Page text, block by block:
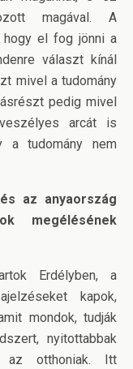
magával. A
hogy el fog jönni a
választ kínál
mivel a tudomány
pedig mivel
arcát is
a tudomány nem
az anyaország
megélésének
Erdélyben, a
kapok,
mondok, tudják
nyitottabbak
az otthoniak. Itt